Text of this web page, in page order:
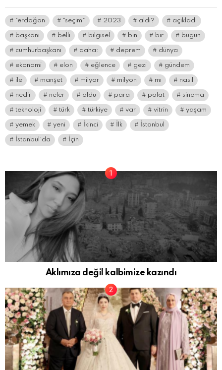
“erdoğan “seçim” 2023 aldı? açıkladı
başkanı belli bilgisel bin bir bugün
cumhurbaşkanı daha: deprem dünya
ekonomi elon eğlence gezi gündem
ile manşet milyar milyon mı nasıl
nedir neler oldu para polat sinema
teknoloji türk türkiye var vitrin yaşam
yemek yeni İkinci İlk İstanbul
İstanbul’da İçin
Aklımıza değil kalbimize kazındı